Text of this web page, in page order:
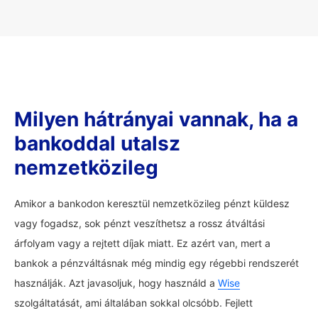
Milyen hátrányai vannak, ha a
bankoddal utalsz
nemzetközileg
Amikor a bankodon keresztül nemzetközileg pénzt küldesz
vagy fogadsz, sok pénzt veszíthetsz a rossz átváltási
árfolyam vagy a rejtett díjak miatt. Ez azért van, mert a
bankok a pénzváltásnak még mindig egy régebbi rendszerét
használják. Azt javasoljuk, hogy használd a Wise
szolgáltatását, ami általában sokkal olcsóbb. Fejlett